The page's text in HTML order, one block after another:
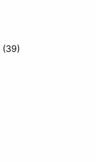
(39)